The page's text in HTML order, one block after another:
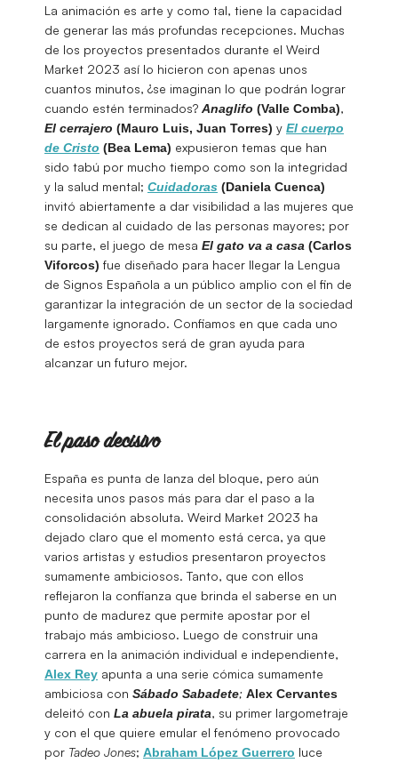
La animación es arte y como tal, tiene la capacidad
de generar las más profundas recepciones. Muchas
de los proyectos presentados durante el Weird
Market 2023 así lo hicieron con apenas unos
cuantos minutos, ¿se imaginan lo que podrán lograr
cuando estén terminados? Anaglifo (Valle Comba),
El cerrajero (Mauro Luis, Juan Torres) y El cuerpo
de Cristo (Bea Lema) expusieron temas que han
sido tabú por mucho tiempo como son la integridad
y la salud mental; Cuidadoras (Daniela Cuenca)
invitó abiertamente a dar visibilidad a las mujeres que
se dedican al cuidado de las personas mayores; por
su parte, el juego de mesa El gato va a casa (Carlos
Viforcos) fue diseñado para hacer llegar la Lengua
de Signos Española a un público amplio con el fin de
garantizar la integración de un sector de la sociedad
largamente ignorado. Confiamos en que cada uno
de estos proyectos será de gran ayuda para
alcanzar un futuro mejor.
El paso decisivo
España es punta de lanza del bloque, pero aún
necesita unos pasos más para dar el paso a la
consolidación absoluta. Weird Market 2023 ha
dejado claro que el momento está cerca, ya que
varios artistas y estudios presentaron proyectos
sumamente ambiciosos. Tanto, que con ellos
reflejaron la confianza que brinda el saberse en un
punto de madurez que permite apostar por el
trabajo más ambicioso. Luego de construir una
carrera en la animación individual e independiente,
Alex Rey apunta a una serie cómica sumamente
ambiciosa con Sábado Sabadete; Alex Cervantes
deleitó con La abuela pirata, su primer largometraje
y con el que quiere emular el fenómeno provocado
por Tadeo Jones; Abraham López Guerrero luce